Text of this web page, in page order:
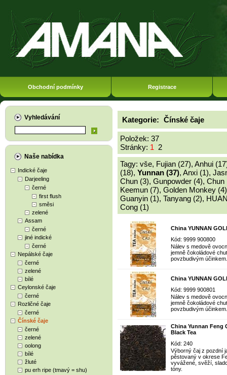
Obchodní podmínky Registrace
Vyhledávání
Naše nabídka
Indické čaje
Darjeeling
černé
first flush
směsi
zelené
Assam
černé
jiné indické
černé
Nepálské čaje
černé
zelené
bílé
Ceylonské čaje
černé
Rozličné čaje
černé
Čínské čaje
černé
zelené
oolong
bílé
žluté
pu erh ripe (tmavý = shu)
Kategorie: Čínské čaje
Položek: 37
Stránky: 1 2
Tagy: vše, Fujian (27), Anhui
(18), Yunnan (37), Anxi (1),
Chun (3), Gunpowder (4), Chun
Keemun (7), Golden Monkey (4)
Guanyin (1), Tanyang (2),
Cong (1)
China YUNNAN
Kód: 9999 900800
Nálev s medově
jemně čokoládové
povzbudivým účinkem.
China YUNNAN
Kód: 9999 900801
Nálev s medově
jemně čokoládové
povzbudivým účinkem.
China Yunnan Feng
Black Tea
Kód: 240
Výborný čaj z pozdní
pěstovaný v okrese
vyvážené, svěží,
tóny.